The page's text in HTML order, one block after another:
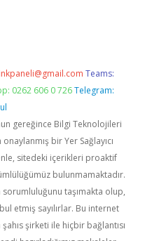
Teams:
0262 606 0 726 Telegram:
gereğince Bilgi Teknolojileri
bir Yer Sağlayıcı
sitedeki içerikleri proaktif
bulunmamaktadır.
taşımakta olup,
etmiş sayılırlar. Bu internet
şirketi ile hiçbir bağlantısı